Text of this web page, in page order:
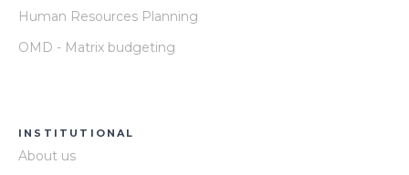
Human Resources Planning
OMD - Matrix budgeting
INSTITUTIONAL
About us